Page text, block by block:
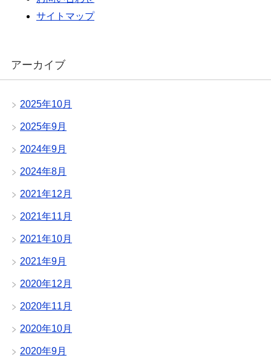
サイトマップ
アーカイブ
2025年10月
2025年9月
2024年9月
2024年8月
2021年12月
2021年11月
2021年10月
2021年9月
2020年12月
2020年11月
2020年10月
2020年9月